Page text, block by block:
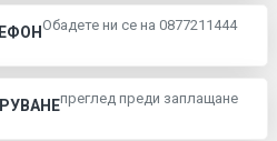
Обадете ни се на 0877211444
преглед преди заплащане